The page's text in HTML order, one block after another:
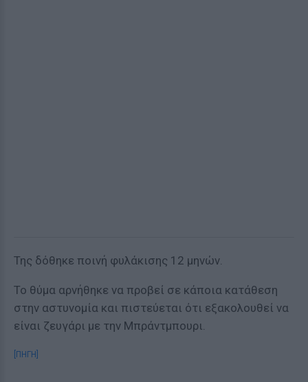
Της δόθηκε ποινή φυλάκισης 12 μηνών.
Το θύμα αρνήθηκε να προβεί σε κάποια κατάθεση
στην αστυνομία και πιστεύεται ότι εξακολουθεί να
είναι ζευγάρι με την Μπράντμπουρι.
[ΠΗΓΗ]